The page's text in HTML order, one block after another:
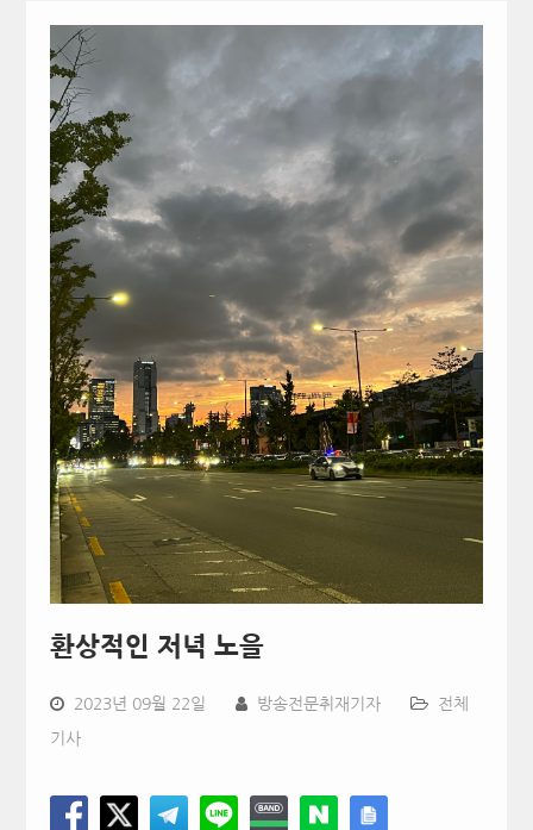
환상적인 저녁 노을
2023년 09월 22일 방송전문취재기자 전체
기사